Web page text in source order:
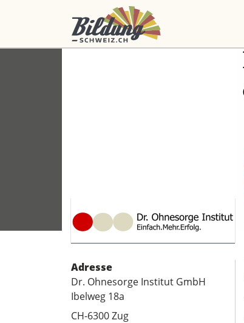
Adresse
Dr. Ohnesorge Institut GmbH
Ibelweg 18a
CH-6300 Zug